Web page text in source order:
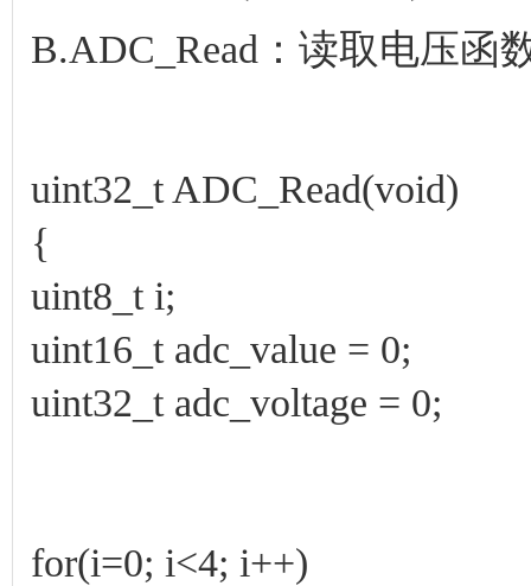
B.ADC_Read：读取电压函
uint32_t ADC_Read(void)
{
uint8_t i;
uint16_t adc_value = 0;
uint32_t adc_voltage = 0;
for(i=0; i<4; i++)